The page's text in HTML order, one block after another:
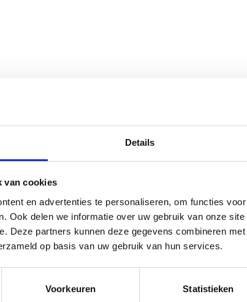
Details
van cookies
en advertenties te personaliseren, om functies
Ook delen we informatie over uw gebruik van onze
Deze partners kunnen deze gegevens combineren
op basis van uw gebruik van hun services.
Voorkeuren Statistieken